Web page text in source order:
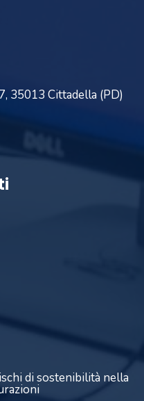
35013 Cittadella (PD)
di sostenibilità nella